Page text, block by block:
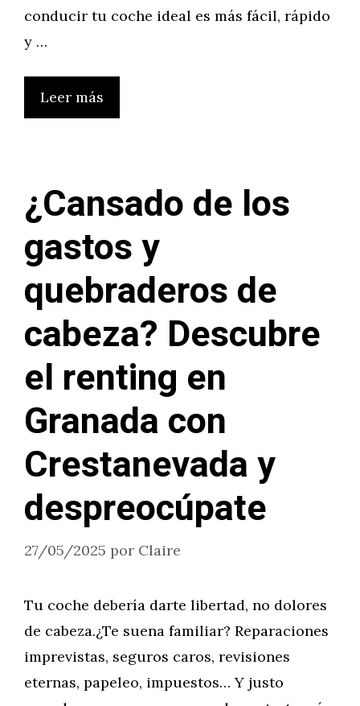
conducir tu coche ideal es más fácil, rápido
y …
Leer más
¿Cansado de los
gastos y
quebraderos de
cabeza? Descubre
el renting en
Granada con
Crestanevada y
despreocúpate
27/05/2025 por Claire
Tu coche debería darte libertad, no dolores
de cabeza.¿Te suena familiar? Reparaciones
imprevistas, seguros caros, revisiones
eternas, papeleo, impuestos… Y justo